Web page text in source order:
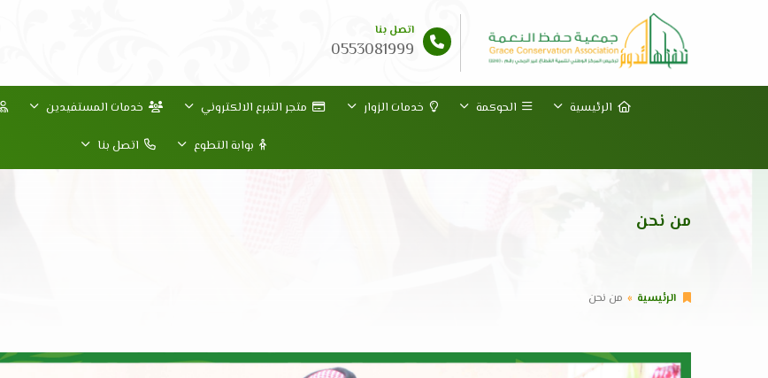
اتصل بنا
0553081999
الرئيسية الحوكمة خدمات الزوار متجر التبرع الالكتروني خدمات المستفيدين
بوابة التطوع اتصل بنا
من نحن
الرئيسية من نحن